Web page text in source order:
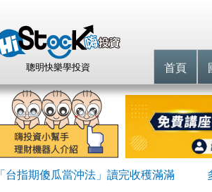
聰明快樂學投資 首頁
「台指期傻瓜當沖法」讀完收穫滿滿